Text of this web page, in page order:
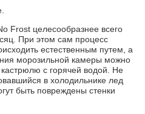
Frost целесообразнее всего
При этом сам процесс
естественным путем, а
морозильной камеры можно
кастрюлю с горячей водой. Не
в холодильнике лед
быть повреждены стенки